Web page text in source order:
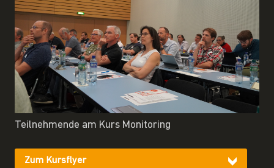
Teilnehmende am Kurs Monitoring
Zum Kursflyer